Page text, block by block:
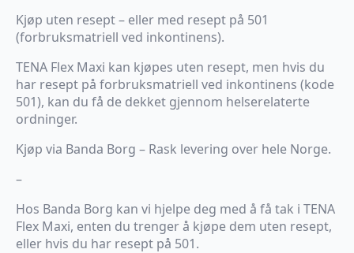
Kjøp uten resept – eller med resept på 501
(forbruksmatriell ved inkontinens).
TENA Flex Maxi kan kjøpes uten resept, men hvis du
har resept på forbruksmatriell ved inkontinens (kode
501), kan du få de dekket gjennom helserelaterte
ordninger.
Kjøp via Banda Borg – Rask levering over hele Norge.
–
Hos Banda Borg kan vi hjelpe deg med å få tak i TENA
Flex Maxi, enten du trenger å kjøpe dem uten resept,
eller hvis du har resept på 501.